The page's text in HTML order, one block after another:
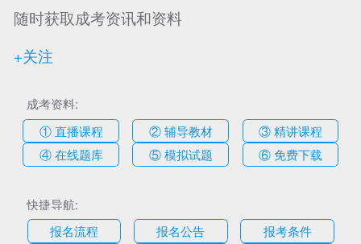
随时获取成考资讯和资料
+关注
成考资料:
① 直播课程
② 辅导教材
③ 精讲课程
④ 在线题库
⑤ 模拟试题 ⑥ 免费下载
快捷导航:
报名流程
报名公告
报考条件